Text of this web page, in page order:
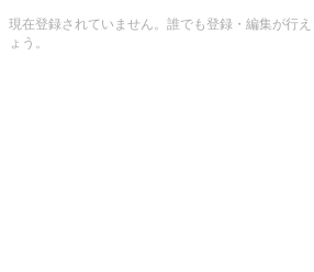
現在登録されていません。誰でも登録・編集が行
ょう。